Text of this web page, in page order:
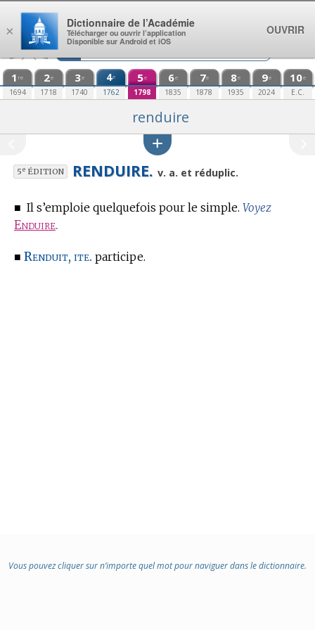
Aller au contenu
1 re
1694
2e
1718
3e
1740
4e
1762
5e
1798
6e
1835
7e
1878
8e
1935
9e
2024
10e
E.C.
renduire
5eÉDITION RENDUIRE. v. a. et réduplic.
■ Il s’emploie quelquefois pour le simple. Voyez
Enduire.
■ Renduit, ite. participe.
Vous pouvez cliquer sur n’importe quel mot pour naviguer dans le dictionnaire.
×
Dictionnaire de l’Académie
Télécharger ou ouvrir l’application
Disponible sur Android et iOS
OUVRIR